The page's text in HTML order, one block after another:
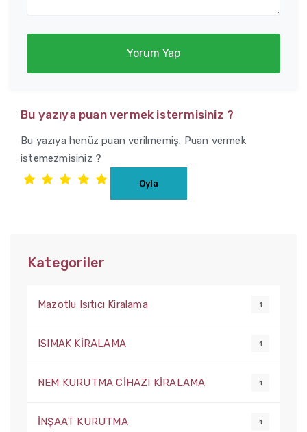
Yorum Yap
Bu yazıya puan vermek istermisiniz ?
Bu yazıya henüz puan verilmemiş. Puan vermek
istemezmisiniz ?
Kategoriler
Mazotlu Isıtıcı Kiralama 1
ISIMAK KİRALAMA 1
NEM KURUTMA CİHAZI KİRALAMA 1
İNŞAAT KURUTMA 1